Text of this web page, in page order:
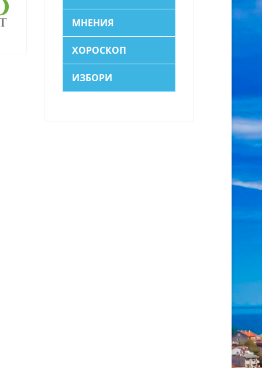
МНЕНИЯ
ХОРОСКОП
ИЗБОРИ